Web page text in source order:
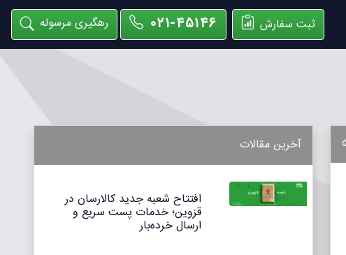
ثبت سفارش ۰۲۱-۴۵۱۴۶ رهگیری مرسوله
آخرین مقالات
افتتاح شعبه جدید کالارسان در
قزوین؛ خدمات پست سریع و
ارسال خرده‌بار